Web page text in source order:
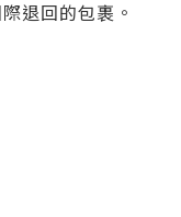
退回的包裹。